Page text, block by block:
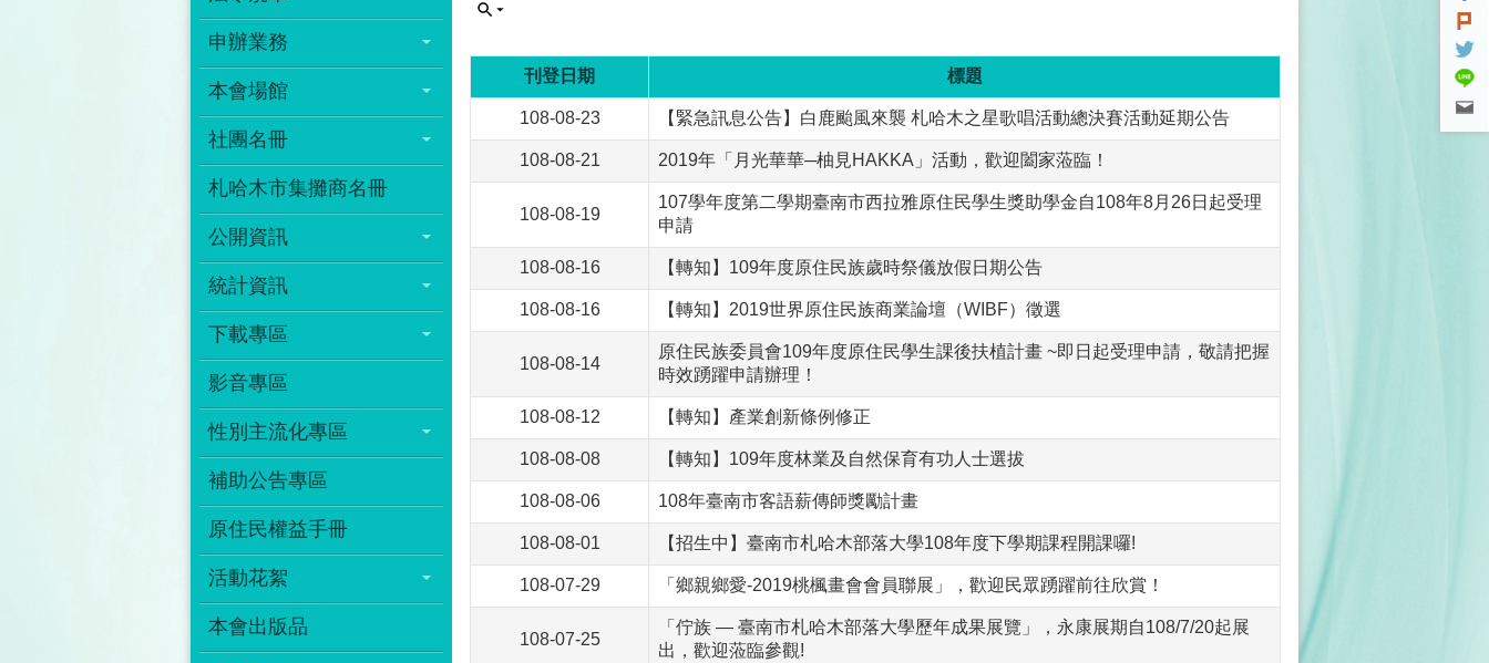
申辦業務
本會場館
社團名冊
札哈木市集攤商名冊
公開資訊
統計資訊
下載專區
影音專區
性別主流化專區
補助公告專區
原住民權益手冊
活動花絮
本會出版品
刊登日期 標題
108-08-23 【緊急訊息公告】白鹿颱風來襲 札哈木之星歌唱活動總決賽活動延期公告
108-08-21 2019年「月光華華─柚見HAKKA」活動，歡迎闔家蒞臨！
108-08-19
107學年度第二學期臺南市西拉雅原住民學生獎助學金自108年8月26日起受理
申請
108-08-16 【轉知】109年度原住民族歲時祭儀放假日期公告
108-08-16 【轉知】2019世界原住民族商業論壇（WIBF）徵選
108-08-14
原住民族委員會109年度原住民學生課後扶植計畫 ~即日起受理申請，敬請把握
時效踴躍申請辦理！
108-08-12 【轉知】產業創新條例修正
108-08-08 【轉知】109年度林業及自然保育有功人士選拔
108-08-06 108年臺南市客語薪傳師獎勵計畫
108-08-01 【招生中】臺南市札哈木部落大學108年度下學期課程開課囉!
108-07-29 「鄉親鄉愛-2019桃楓畫會會員聯展」，歡迎民眾踴躍前往欣賞！
108-07-25
「佇族 — 臺南市札哈木部落大學歷年成果展覽」，永康展期自108/7/20起展
出，歡迎蒞臨參觀!